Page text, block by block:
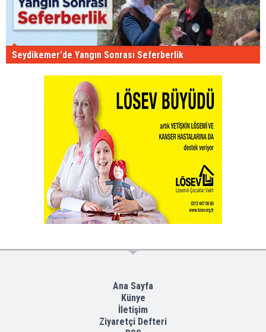
Seydikemer'de Yangın Sonrası Seferberlik
Ana Sayfa
Künye
İletişim
Ziyaretçi Defteri